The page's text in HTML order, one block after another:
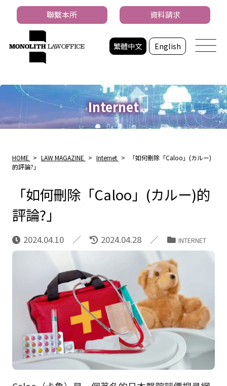
繁體中文 English
聯繫本所 資料請求
Internet
HOME > LAW MAGAZINE > Internet >
「如何刪除「Caloo」(カルー)
的評論?」
「如何刪除「Caloo」(カルー)的
評論?」
2024.04.10 2024.04.28 INTERNET